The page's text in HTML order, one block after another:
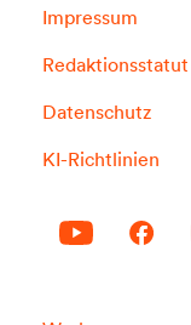
Impressum
Redaktionsstatut
Datenschutz
KI-Richtlinien